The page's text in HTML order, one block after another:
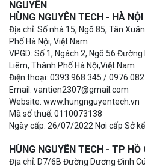
NGUYÊN
HÙNG NGUYÊN TECH - HÀ NỘI
Địa chỉ: Số nhà 15, Ngõ 85, Tân
Phố Hà Nội, Việt Nam
VPGD: Số 1, Ngách 2, Ngõ 56
Liêm, Thành Phố Hà Nội,Việt Nam
Điện thoại: 0393.968.345 /
Email: vantien2307@gmail.com
Website: www.hungnguyentech.vn
Mã số thuế: 0110073138
Ngày cấp: 26/07/2022 Nơi cấp Sở
HÙNG NGUYÊN TECH - TP HỒ
Địa chỉ: D7/6B Đường Dương Đình